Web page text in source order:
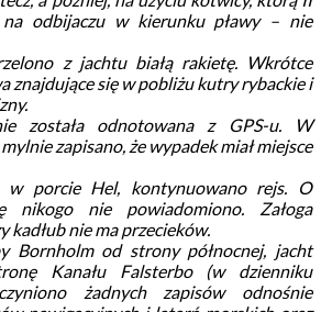
na odbijaczu w kierunku pławy – nie
z jachtu białą rakietę. Wkrótce
znajdujące się w pobliżu kutry rybackie i
została odnotowana z GPS-u. W
zapisano, że wypadek miał miejsce
w porcie Hel, kontynuowano rejs. O
nikogo nie powiadomiono. Załoga
kadłub nie ma przecieków.
Bornholm od strony północnej, jacht
Kanału Falsterbo (w dzienniku
żadnych zapisów odnośnie